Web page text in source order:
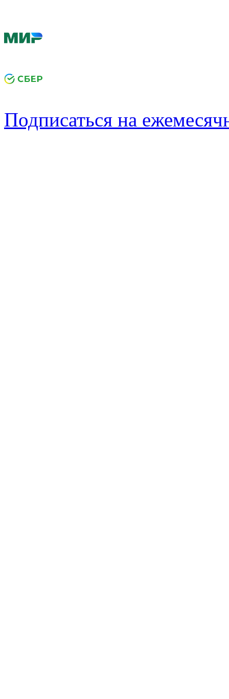
Подписаться на